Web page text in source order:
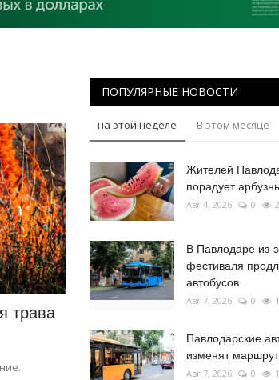
трава
ПОПУЛЯРНЫЕ НОВОСТИ
на этой неделе В этом месяце
Жителей
порадует
Авг 4, 2026 0
В Павлодаре из-
фестиваля
автобусов
Авг 7, 2026 0
Павлодарские
изменят маршрут
Авг 7, 2026 0